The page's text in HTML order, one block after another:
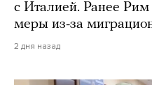
с Италией. Ранее
меры из-за
2 дня назад